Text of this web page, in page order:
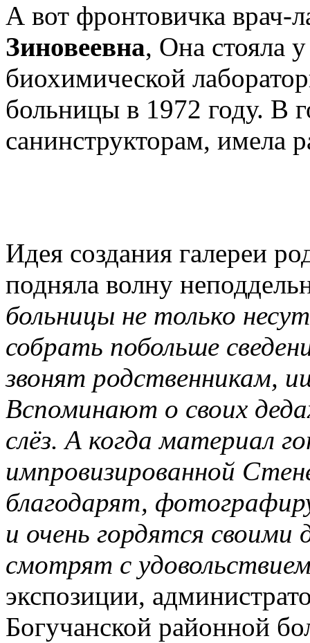
А вот фронтовичка врач-
Зиновеевна, Она стояла
биохимической
больницы в 1972 году. В
санинструкторам, имела
Идея создания галереи
подняла волну
больницы не только
собрать побольше
звонят родственникам,
Вспоминают о своих
слёз. А когда материал
импровизированной
благодарят,
и очень гордятся
смотрят с
экспозиции,
Богучанской районной